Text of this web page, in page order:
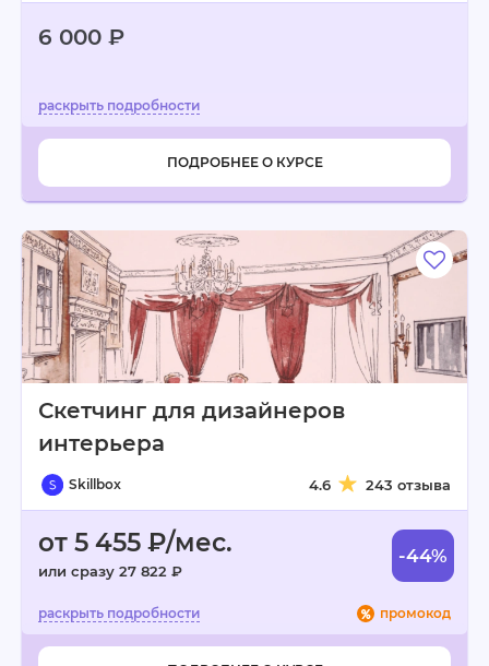
6 000 ₽
ПОДРОБНЕЕ О КУРСЕ
Скетчинг для дизайнеров
интерьера
Skillbox 4.6 243 отзыва
от 5 455 ₽/мес.
или сразу 27 822 ₽
-44%
промокод